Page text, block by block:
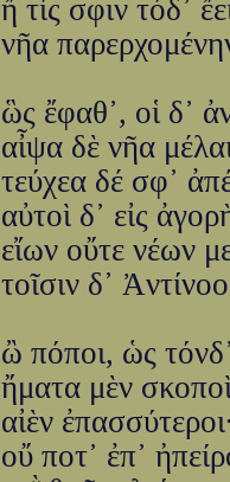
ἤ τίς σφιν τόδ᾽
νῆα
ὣς ἔφαθ᾽, οἱ δ᾽
αἶψα δὲ νῆα
τεύχεα δέ σφ᾽
αὐτοὶ δ᾽ εἰς
εἴων οὔτε νέων
τοῖσιν δ᾽
ὢ πόποι, ὡς
ἤματα μὲν
αἰὲν
οὔ ποτ᾽ ἐπ᾽